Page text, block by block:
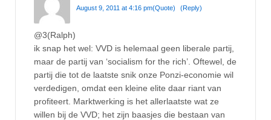
August 9, 2011 at 4:16 pm(Quote) (Reply)
@3(Ralph)
ik snap het wel: VVD is helemaal geen liberale partij,
maar de partij van ‘socialism for the rich’. Oftewel, de
partij die tot de laatste snik onze Ponzi-economie wil
verdedigen, omdat een kleine elite daar riant van
profiteert. Marktwerking is het allerlaatste wat ze
willen bij de VVD; het zijn baasjes die bestaan van